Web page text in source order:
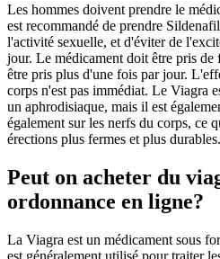
Les hommes doivent prendre le
est recommandé de prendre
l'activité sexuelle, et d'éviter de
jour. Le médicament doit être pris de
être pris plus d'une fois par jour.
corps n'est pas immédiat. Le Viagra
un aphrodisiaque, mais il est
également sur les nerfs du corps, ce
érections plus fermes et plus durables.
Peut on acheter du
ordonnance en ligne?
La Viagra est un médicament sous
est généralement utilisé pour traiter